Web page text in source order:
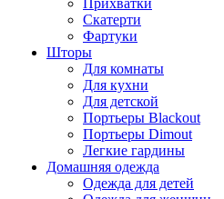
Прихватки
Скатерти
Фартуки
Шторы
Для комнаты
Для кухни
Для детской
Портьеры Blackout
Портьеры Dimout
Легкие гардины
Домашняя одежда
Одежда для детей